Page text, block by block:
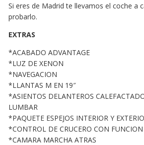
Si eres de Madrid te llevamos el coche a
probarlo.
EXTRAS
*ACABADO ADVANTAGE
*LUZ DE XENON
*NAVEGACION
*LLANTAS M EN 19″
*ASIENTOS DELANTEROS
LUMBAR
*PAQUETE ESPEJOS INTERIOR Y
*CONTROL DE CRUCERO CON
*CAMARA MARCHA ATRAS